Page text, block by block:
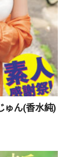
ゅん(香水純)